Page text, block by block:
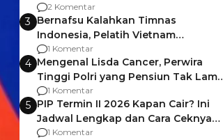
Pemalang
2 Komentar
3 Bernafsu Kalahkan Timnas
Indonesia, Pelatih Vietnam
Berencana Pakai Jimat di Pakansari
1 Komentar
4 Mengenal Lisda Cancer, Perwira
Tinggi Polri yang Pensiun Tak Lama
Usai Jadi Brigjen
1 Komentar
5 PIP Termin II 2026 Kapan Cair? Ini
Jadwal Lengkap dan Cara Ceknya
agar Dana Tidak Hangus!
1 Komentar